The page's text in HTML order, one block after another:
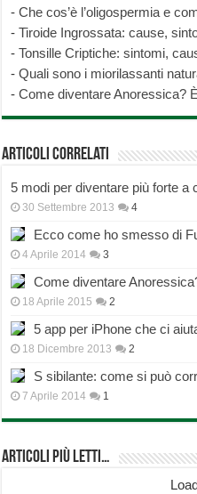
-Che cos’è l’oligospermia e
-Tiroide Ingrossata: cause,
-Tonsille Criptiche: sintomi,
-Quali sono i miorilassanti
-Come diventare Anoressica?
Articoli correlati
5 modi per diventare più forte a
30 Settembre 2013 4
Ecco come ho smesso di
4 Aprile 2014 3
Come diventare
18 Aprile 2015 2
5 app per iPhone che ci
18 Dicembre 2013 2
S sibilante: come si può
7 Aprile 2014 1
Articoli più Letti…